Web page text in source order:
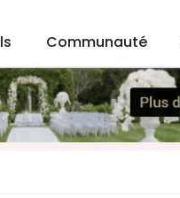
Communauté